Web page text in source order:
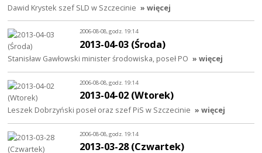
Dawid Krystek szef SLD w Szczecinie » więcej
2006-08-08, godz. 19:14
2013-04-03 (Środa)
Stanisław Gawłowski minister środowiska, poseł PO » więcej
2006-08-08, godz. 19:14
2013-04-02 (Wtorek)
Leszek Dobrzyński poseł oraz szef PiS w Szczecinie » więcej
2006-08-08, godz. 19:14
2013-03-28 (Czwartek)